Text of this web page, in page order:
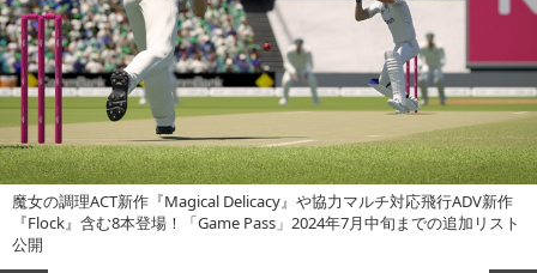
魔女の調理ACT新作『Magical Delicacy』や協力マルチ対応飛行ADV新作
『Flock』含む8本登場！「Game Pass」2024年7月中旬までの追加リスト
公開